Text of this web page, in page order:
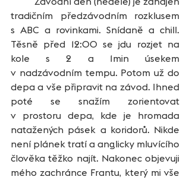
tradičním předzávodním rozklusem
s ABC a rovinkami. Snídaně a chill.
Těsně před 12:00 se jdu rozjet na
kole s 2 a 1min úsekem
v nadzávodním tempu. Potom už do
depa a vše připravit na závod. Ihned
poté se snažím zorientovat
v prostoru depa, kde je hromada
natažených pásek a koridorů. Nikde
není plánek tratí a anglicky mluvícího
člověka těžko najít. Nakonec objevuji
mého zachránce Frantu, který mi vše